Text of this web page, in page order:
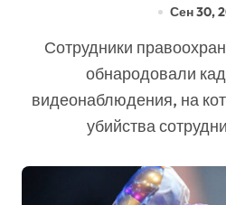
Сен 30,
Сотрудники правоохранительных органов
обнародовали
видеонаблюдения, на
убийства